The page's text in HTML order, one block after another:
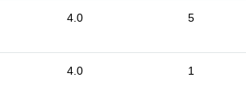
4.0 5
4.0 1